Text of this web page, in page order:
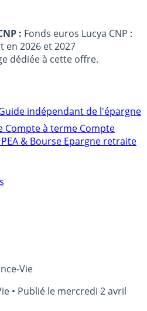
: Fonds euros Lucya CNP :
en 2026 et 2027
dédiée à cette offre.
indépendant de l'épargne
Compte à terme Compte
PEA & Bourse Epargne retraite
Vie
• Publié le mercredi 2 avril